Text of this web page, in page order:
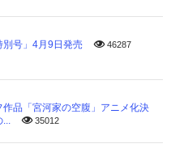
別号」4月9日発売 46287
品「宮河家の空腹」アニメ化決
...
35012